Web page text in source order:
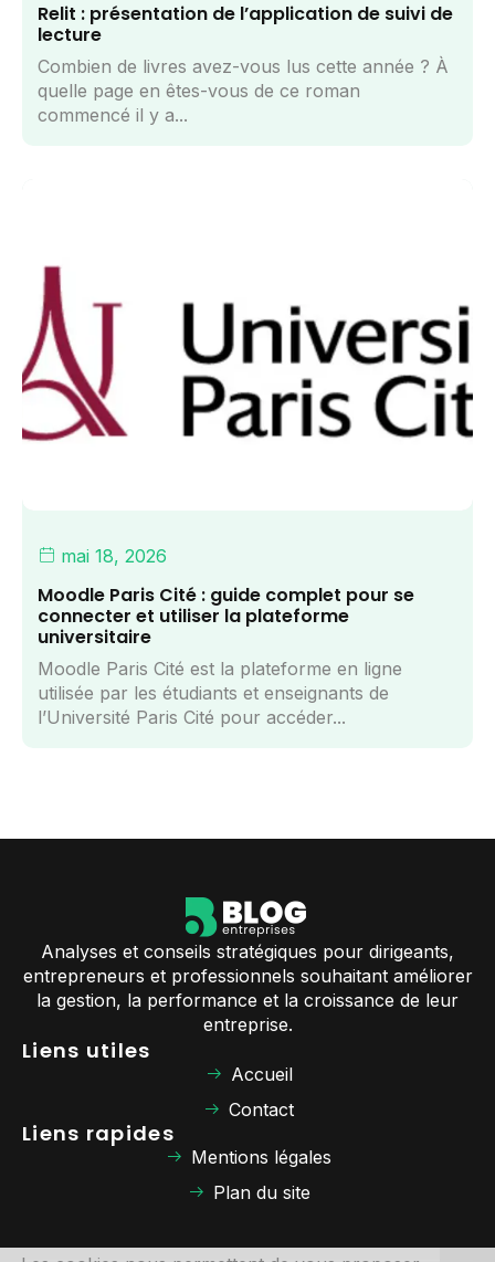
Relit : présentation de l’application de suivi de
lecture
Combien de livres avez-vous lus cette année ? À
quelle page en êtes-vous de ce roman
commencé il y a...
mai 18, 2026
Moodle Paris Cité : guide complet pour se
connecter et utiliser la plateforme
universitaire
Moodle Paris Cité est la plateforme en ligne
utilisée par les étudiants et enseignants de
l’Université Paris Cité pour accéder...
Analyses et conseils stratégiques pour dirigeants,
entrepreneurs et professionnels souhaitant améliorer
la gestion, la performance et la croissance de leur
entreprise.
Liens utiles
Accueil
Contact
Liens rapides
Mentions légales
Plan du site